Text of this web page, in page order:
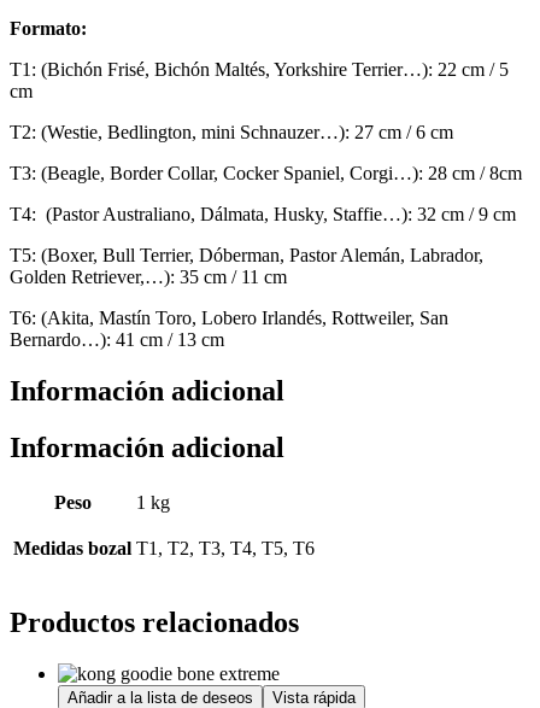
Formato:
T1: (Bichón Frisé, Bichón Maltés, Yorkshire Terrier…): 22 cm / 5
cm
T2: (Westie, Bedlington, mini Schnauzer…): 27 cm / 6 cm
T3: (Beagle, Border Collar, Cocker Spaniel, Corgi…): 28 cm / 8cm
T4: (Pastor Australiano, Dálmata, Husky, Staffie…): 32 cm / 9 cm
T5: (Boxer, Bull Terrier, Dóberman, Pastor Alemán, Labrador,
Golden Retriever,…): 35 cm / 11 cm
T6: (Akita, Mastín Toro, Lobero Irlandés, Rottweiler, San
Bernardo…): 41 cm / 13 cm
Información adicional
Información adicional
Peso 1 kg
Medidas bozal T1, T2, T3, T4, T5, T6
Productos relacionados
Añadir a la lista de deseos Vista rápida